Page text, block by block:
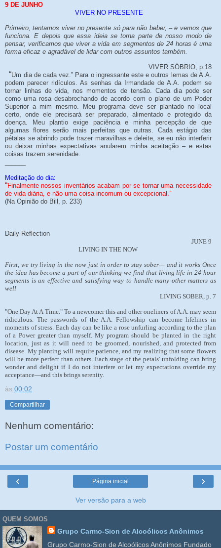
9 DE JUNHO
VIVER NO PRESENTE
Primeiro, tentamos viver no presente só para não beber, – e vemos que
funciona. E depois que essa ideia se torna parte de nosso modo de
pensar, verificamos que viver a vida em segmentos de 24 horas é uma
forma eficaz e agradável de lidar com outros assuntos também.
VIVER SÓBRIO, p.18
“Um dia de cada vez.” Para o ingressante este e outros lemas de A.A.
podem parecer ridículos. As senhas da Irmandade de A.A. podem se
tornar linhas de vida, nos momentos de tensão. Cada dia pode ser
como uma rosa desabrochando de acordo com o plano de um Poder
Superior a mim mesmo. Meu programa deve ser plantado no local
certo, onde ele precisará ser preparado, alimentado e protegido da
doença. Meu plantio exige paciência e minha percepção de que
algumas flores serão mais perfeitas que outras. Cada estágio das
pétalas se abrindo pode trazer maravilhas e deleite, se eu não interferir
ou deixar minhas expectativas anularem minha aceitação – e estas
coisas trazem serenidade.
Meditação do dia:
“Finalmente nossos inventários acabam por se tornar uma necessidade
de vida diária, e não uma coisa incomum ou excepcional.”
(Na Opinião do Bill, p. 233)
Daily Reflection
JUNE 9
LIVING IN THE NOW
First, we try living in the now just in order to stay sober— and it works Once
the idea has become a part of our thinking we find that living life in 24-hour
segments is an effective and satisfying way to handle many other matters as
well
LIVING SOBER, p. 7
"One Day At A Time." To a newcomer this and other oneliners of A.A. may seem
ridiculous. The passwords of the A.A. Fellowship can become lifelines in
moments of stress. Each day can be like a rose unfurling according to the plan
of a Power greater than myself. My program should be planted in the right
location, just as it will need to be groomed, nourished, and protected from
disease. My planting will require patience, and my realizing that some flowers
will be more perfect than others. Each stage of the petals' unfolding can bring
wonder and delight if I do not interfere or let my expectations override my
acceptance—and this brings serenity.
às 00:02
Compartilhar
Nenhum comentário:
Postar um comentário
‹ ›
Página inicial
Ver versão para a web
QUEM SOMOS
Grupo Carmo-Sion de Alcoólicos Anônimos
Grupo Carmo-Sion de Alcoólicos Anônimos Fundado